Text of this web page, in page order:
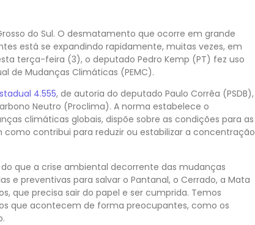
do Sul. O desmatamento que ocorre em grande
está se expandindo rapidamente, muitas vezes, em
terça-feira (3), o deputado Pedro Kemp (PT) fez uso
de Mudanças Climáticas (PEMC).
4.555, de autoria do deputado Paulo Corrêa (PSDB),
Neutro (Proclima). A norma estabelece o
climáticas globais, dispõe sobre as condições para as
contribui para reduzir ou estabilizar a concentração
que a crise ambiental decorrente das mudanças
e preventivas para salvar o Pantanal, o Cerrado, a Mata
que precisa sair do papel e ser cumprida. Temos
que acontecem de forma preocupantes, como os